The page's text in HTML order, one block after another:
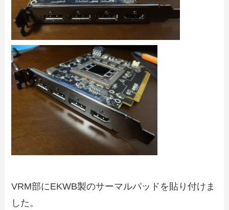
VRM部にEKWB製のサーマルパッドを貼り付けま
した。